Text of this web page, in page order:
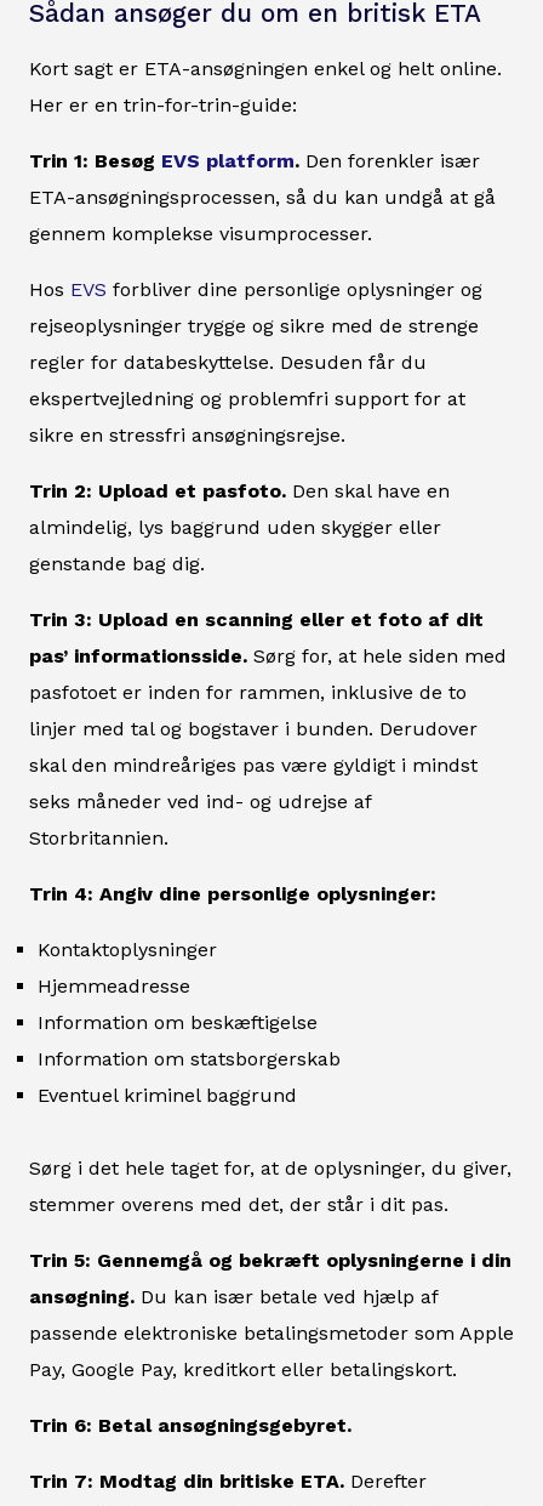
Sådan ansøger du om en britisk ETA
Kort sagt er ETA-ansøgningen enkel og helt online.
Her er en trin-for-trin-guide:
Trin 1: Besøg EVS platform. Den forenkler især
ETA-ansøgningsprocessen, så du kan undgå at gå
gennem komplekse visumprocesser.
Hos EVS forbliver dine personlige oplysninger og
rejseoplysninger trygge og sikre med de strenge
regler for databeskyttelse. Desuden får du
ekspertvejledning og problemfri support for at
sikre en stressfri ansøgningsrejse.
Trin 2: Upload et pasfoto. Den skal have en
almindelig, lys baggrund uden skygger eller
genstande bag dig.
Trin 3: Upload en scanning eller et foto af dit
pas’ informationsside. Sørg for, at hele siden med
pasfotoet er inden for rammen, inklusive de to
linjer med tal og bogstaver i bunden. Derudover
skal den mindreåriges pas være gyldigt i mindst
seks måneder ved ind- og udrejse af
Storbritannien.
Trin 4: Angiv dine personlige oplysninger:
Kontaktoplysninger
Hjemmeadresse
Information om beskæftigelse
Information om statsborgerskab
Eventuel kriminel baggrund
Sørg i det hele taget for, at de oplysninger, du giver,
stemmer overens med det, der står i dit pas.
Trin 5: Gennemgå og bekræft oplysningerne i din
ansøgning. Du kan især betale ved hjælp af
passende elektroniske betalingsmetoder som Apple
Pay, Google Pay, kreditkort eller betalingskort.
Trin 6: Betal ansøgningsgebyret.
Trin 7: Modtag din britiske ETA. Derefter